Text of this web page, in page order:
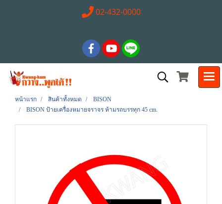
02-432-0000
หน้าแรก สินค้าทั้งหมด
BISON
BISON ป้ายเครื่องหมายจราจร ห้ามรถบรรทุก 45 cm.